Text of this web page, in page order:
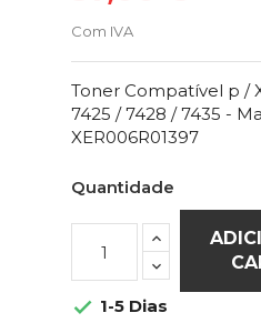
Com IVA
Toner Compatível p /
7425 / 7428 / 7435 -
XER006R01397
Quantidade
 1-5 Dias